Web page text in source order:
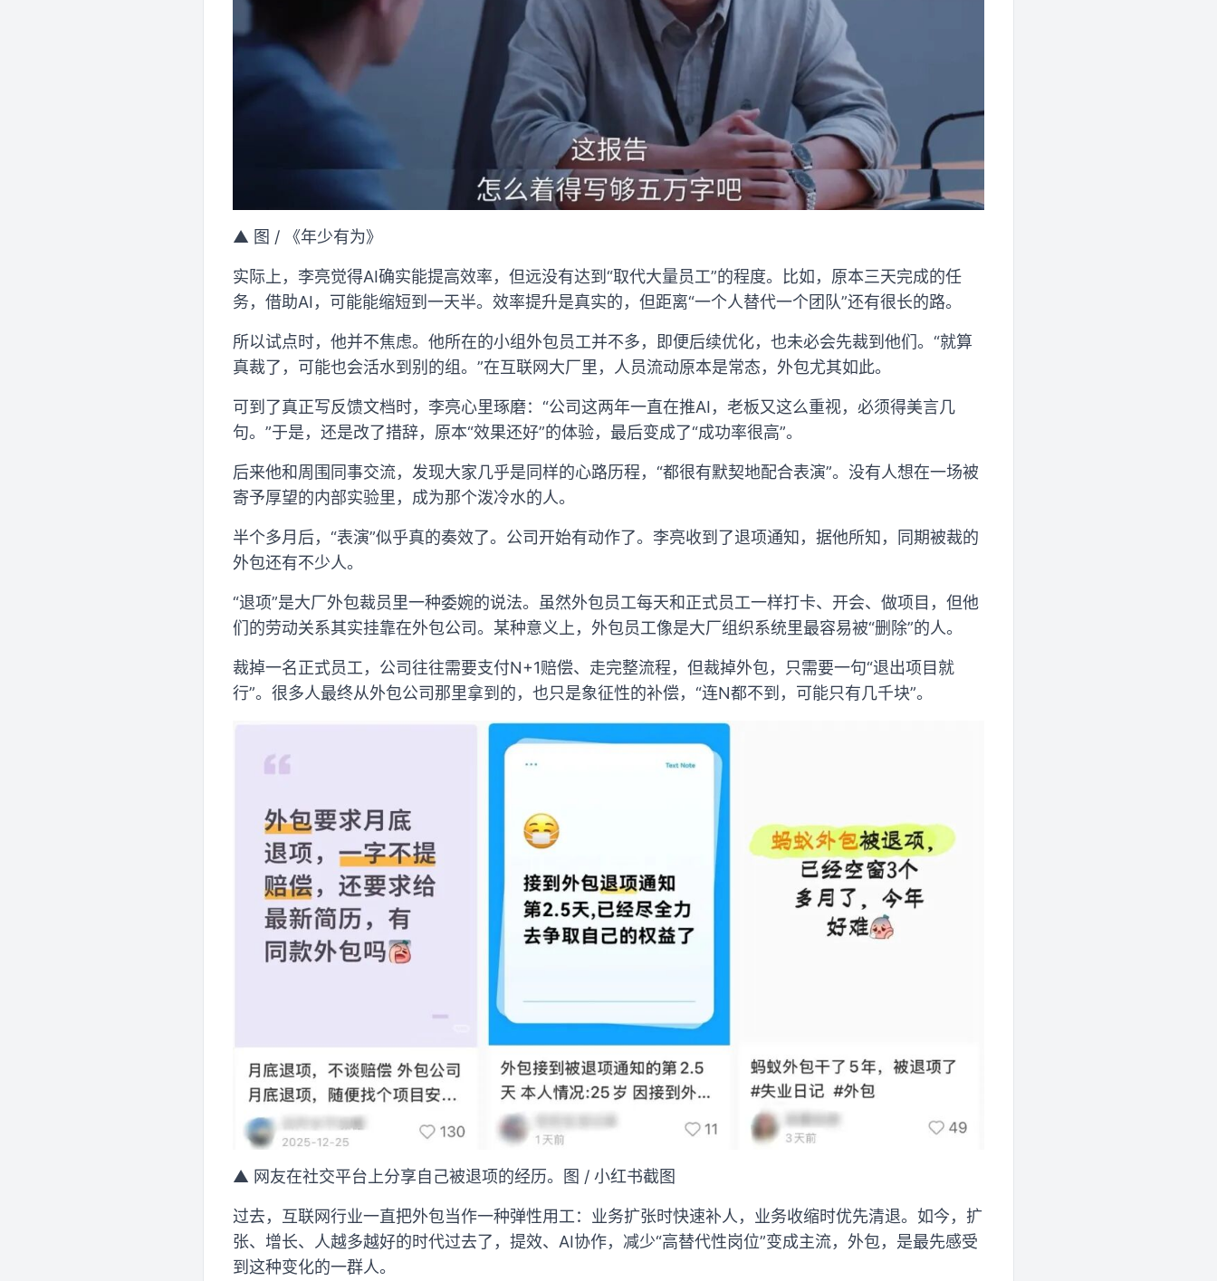
▲ 图 / 《年少有为》
实际上，李亮觉得AI确实能提高效率，但远没有达到“取代大量员工”的程度。比如，原本三天完成的任
务，借助AI，可能能缩短到一天半。效率提升是真实的，但距离“一个人替代一个团队”还有很长的路。
所以试点时，他并不焦虑。他所在的小组外包员工并不多，即便后续优化，也未必会先裁到他们。“就算
真裁了，可能也会活水到别的组。”在互联网大厂里，人员流动原本是常态，外包尤其如此。
可到了真正写反馈文档时，李亮心里琢磨：“公司这两年一直在推AI，老板又这么重视，必须得美言几
句。”于是，还是改了措辞，原本“效果还好”的体验，最后变成了“成功率很高”。
后来他和周围同事交流，发现大家几乎是同样的心路历程，“都很有默契地配合表演”。没有人想在一场被
寄予厚望的内部实验里，成为那个泼冷水的人。
半个多月后，“表演”似乎真的奏效了。公司开始有动作了。李亮收到了退项通知，据他所知，同期被裁的
外包还有不少人。
“退项”是大厂外包裁员里一种委婉的说法。虽然外包员工每天和正式员工一样打卡、开会、做项目，但他
们的劳动关系其实挂靠在外包公司。某种意义上，外包员工像是大厂组织系统里最容易被“删除”的人。
裁掉一名正式员工，公司往往需要支付N+1赔偿、走完整流程，但裁掉外包，只需要一句“退出项目就
行”。很多人最终从外包公司那里拿到的，也只是象征性的补偿，“连N都不到，可能只有几千块”。
▲ 网友在社交平台上分享自己被退项的经历。图 / 小红书截图
过去，互联网行业一直把外包当作一种弹性用工：业务扩张时快速补人，业务收缩时优先清退。如今，扩
张、增长、人越多越好的时代过去了，提效、AI协作，减少“高替代性岗位”变成主流，外包，是最先感受
到这种变化的一群人。